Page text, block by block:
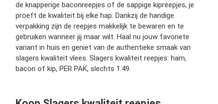
de knapperige baconreepjes of de sappige kipreepjes, je
proeft de kwaliteit bij elke hap. Dankzij de handige
verpakking zijn de reepjes makkelijk te bewaren en te
gebruiken wanneer jij maar wilt. Haal nu jouw favoriete
variant in huis en geniet van de authentieke smaak van
slagers kwaliteit vlees. Slagers kwaliteit reepjes: ham,
bacon of kip, PER PAK, slechts 1.49.